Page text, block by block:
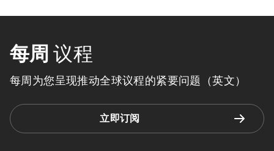
每周 议程
每周为您呈现推动全球议程的紧要问题（英文）
立即订阅